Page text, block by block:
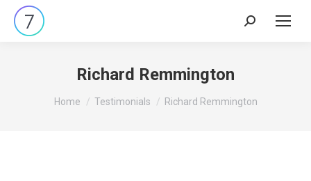
Search:
Richard Remmington
You are here:
Home Testimonials Richard Remmington